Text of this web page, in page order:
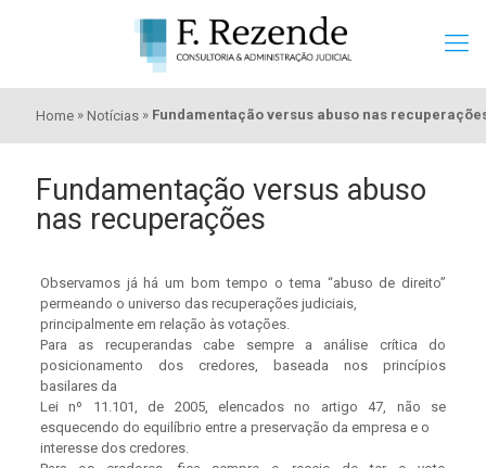
Home » Notícias » Fundamentação versus abuso nas
Fundamentação versus abuso
nas recuperações
Observamos já há um bom tempo o tema “abuso de direito”
permeando o universo das recuperações judiciais,
principalmente em relação às votações.
Para as recuperandas cabe sempre a análise crítica do
posicionamento dos credores, baseada nos princípios
basilares da
Lei nº 11.101, de 2005, elencados no artigo 47, não se
esquecendo do equilíbrio entre a preservação da empresa e o
interesse dos credores.